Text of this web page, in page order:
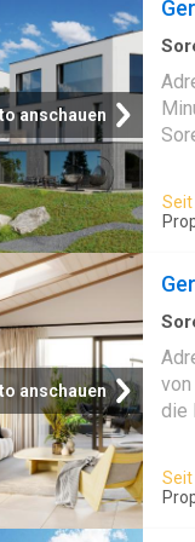
anschauen
anschauen
die